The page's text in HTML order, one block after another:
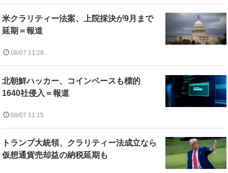
米クラリティー法案、上院採決が9月まで
延期＝報道
08/07 11:28
北朝鮮ハッカー、コインベースも標的
1640社侵入＝報道
08/07 11:15
トランプ大統領、クラリティー法成立なら
仮想通貨売却益の納税延期も